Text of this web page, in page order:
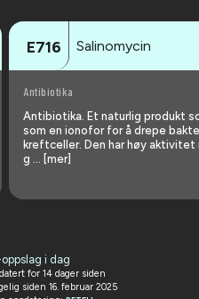
E716 Salinomycin
Antibiotika
Antibiotika. Et naturlig produkt
som en ionofor for å drepe
kreftceller. Den har høy aktivitet
g … [mer]
oppslag i dag
for 14 dager siden
siden 16. februar 2025